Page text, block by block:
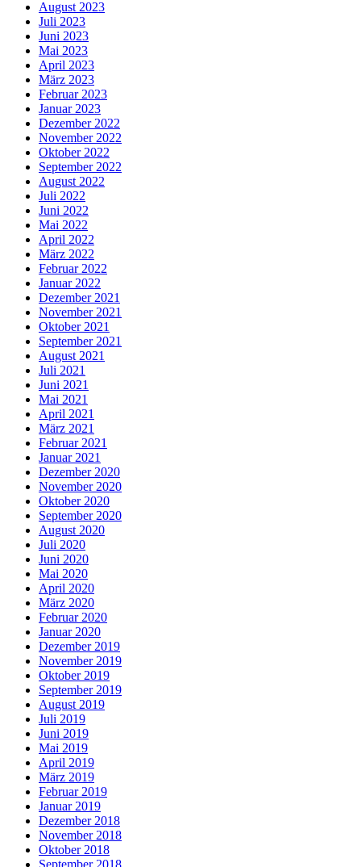
August 2023
Juli 2023
Juni 2023
Mai 2023
April 2023
März 2023
Februar 2023
Januar 2023
Dezember 2022
November 2022
Oktober 2022
September 2022
August 2022
Juli 2022
Juni 2022
Mai 2022
April 2022
März 2022
Februar 2022
Januar 2022
Dezember 2021
November 2021
Oktober 2021
September 2021
August 2021
Juli 2021
Juni 2021
Mai 2021
April 2021
März 2021
Februar 2021
Januar 2021
Dezember 2020
November 2020
Oktober 2020
September 2020
August 2020
Juli 2020
Juni 2020
Mai 2020
April 2020
März 2020
Februar 2020
Januar 2020
Dezember 2019
November 2019
Oktober 2019
September 2019
August 2019
Juli 2019
Juni 2019
Mai 2019
April 2019
März 2019
Februar 2019
Januar 2019
Dezember 2018
November 2018
Oktober 2018